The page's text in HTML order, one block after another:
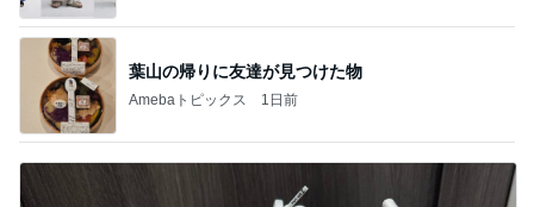
葉山の帰りに友達が見つけた物
Amebaトピックス 1日前